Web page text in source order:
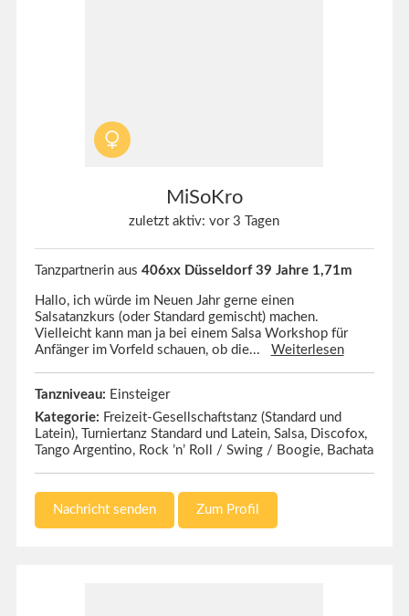
MiSoKro
zuletzt aktiv: vor 3 Tagen
Tanzpartnerin aus 406xx Düsseldorf 39 Jahre 1,71m
Hallo, ich würde im Neuen Jahr gerne einen
Salsatanzkurs (oder Standard gemischt) machen.
Vielleicht kann man ja bei einem Salsa Workshop für
Anfänger im Vorfeld schauen, ob die... Weiterlesen
Tanzniveau: Einsteiger
Kategorie: Freizeit-Gesellschaftstanz (Standard und
Latein), Turniertanz Standard und Latein, Salsa, Discofox,
Tango Argentino, Rock ’n’ Roll / Swing / Boogie, Bachata
Nachricht senden Zum Profil